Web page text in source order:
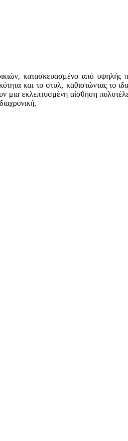
κατασκευασμένο από υψηλής
και το στυλ, καθιστώντας το
εκλεπτυσμένη αίσθηση